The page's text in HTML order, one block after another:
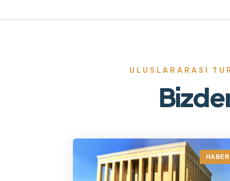
ULUSLARARASI
HABER